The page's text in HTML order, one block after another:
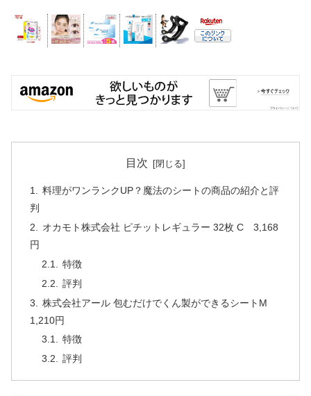
目次
料理がワンランクUP？魔法のシートの商品の紹介と評
判
オカモト株式会社 ピチットレギュラー 32枚 C 3,168
円
特徴
評判
株式会社アール 包むだけでくん製ができるシートM
1,210円
特徴
評判